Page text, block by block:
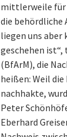
mittlerweile für
die behördliche
liegen uns aber
geschehen
(BfArM), die
heißen: Weil
nachhakte,
Peter
Eberhard